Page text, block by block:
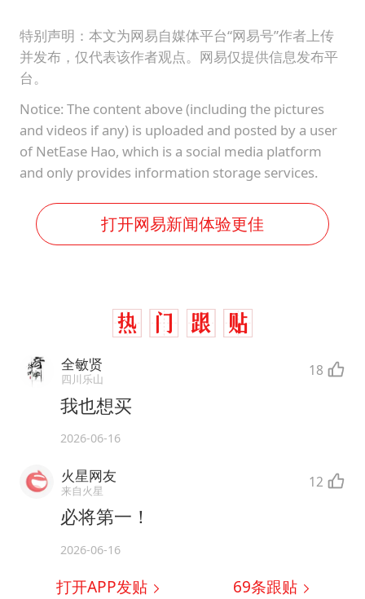
特别声明：本文为网易自媒体平台“网易号”作者上传
并发布，仅代表该作者观点。网易仅提供信息发布平
台。
Notice: The content above (including the pictures
and videos if any) is uploaded and posted by a user
of NetEase Hao, which is a social media platform
and only provides information storage services.
打开网易新闻体验更佳
全敏贤
四川乐山 18
我也想买
2026-06-16
火星网友
来自火星 12
必将第一！
2026-06-16
打开APP发贴 69条跟贴